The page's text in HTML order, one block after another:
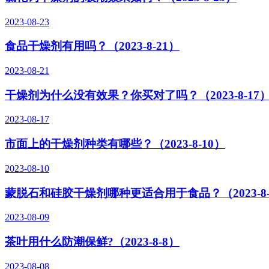
2023-08-23
食品干燥剂有用吗？（2023-8-21）
2023-08-21
干燥剂为什么没有效果？你买对了吗？（2023-8-17
2023-08-17
市面上的干燥剂种类有哪些？（2023-8-10）
2023-08-10
蒙脱石和硅胶干燥剂哪种更适合用于食品？（2023-
2023-08-09
茶叶用什么防潮保鲜?（2023-8-8）
2023-08-08